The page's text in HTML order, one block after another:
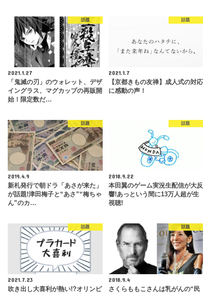
話題
2021.1.27
「鬼滅の刃」のウォレット、デザ
イングラス、マグカップの再販開
始！限定数だ…
話題
2021.1.7
【京都きもの友禅】成人式の対応
に感動の声！
話題
2019.4.9
新札発行で朝ドラ「あさが来た」
が話題!津田梅子と“あさ”“梅ちゃ
ん”のカ…
話題
2018.9.22
本田翼のゲーム実況生配信が大反
響!あっという間に13万人超が生
視聴!
話題
2021.7.23
吹き出し大喜利が熱い!?オリンピ
話題
2018.9.4
さくらももこさんは乳がんの“民